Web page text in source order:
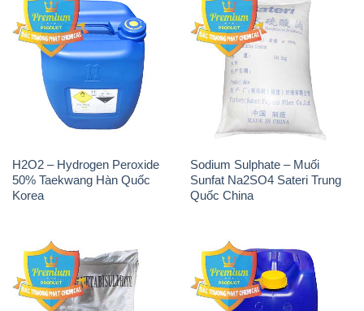
H2O2 – Hydrogen Peroxide
50% Taekwang Hàn Quốc
Korea
Sodium Sulphate – Muối
Sunfat Na2SO4 Sateri Trung
Quốc China